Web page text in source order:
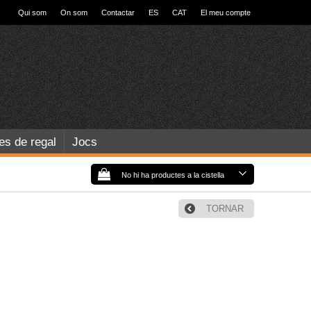
Qui som On som Contactar ES CAT El meu compte
de regal Jocs
No hi ha productes a la cistella
TORNAR